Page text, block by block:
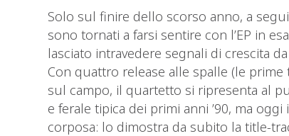
Solo sul finire dello scorso anno, a
sono tornati a farsi sentire con l’EP in
lasciato intravedere segnali di crescita
Con quattro release alle spalle (le
sul campo, il quartetto si ripresenta al
e ferale tipica dei primi anni ’90, ma
corposa: lo dimostra da subito la title-